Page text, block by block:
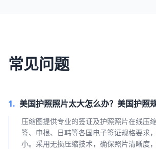
常见问题
1. 美国护照照片太大怎么办？美国护照
压缩图提供专业的签证及护照照片在线压
签、申根、日韩等各国电子签证规格要求
小。采用无损压缩技术，确保照片清晰度